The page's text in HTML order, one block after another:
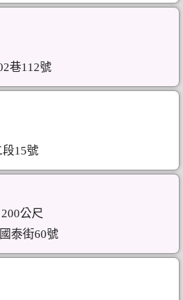
巷112號
15號
公尺
泰街60號